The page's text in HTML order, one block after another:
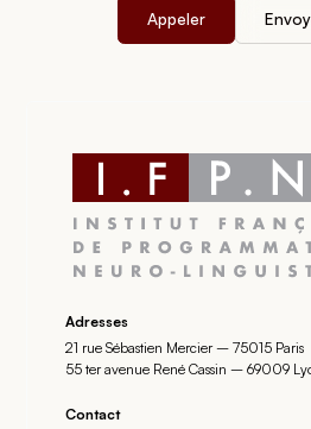
Appeler
Adresses
21 rue Sébastien Mercier – 75015 Paris
55 ter avenue René Cassin – 69009
Contact